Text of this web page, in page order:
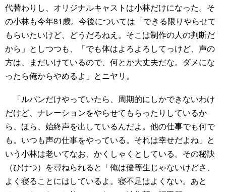
代替わりし、オリジナルキャストは小林だけになった。そ
の小林も今年81歳。今後については「できる限りやらせて
もらいたいけど、どうだろねえ。そこは制作の人の判断だ
から」としつつも、「でも体はよろよろしてっけど、声の
方は、まだいけているので、何とか大丈夫だな。ダメにな
ったら俺からやめるよ」とニヤリ。
「ルパンだけやっていたら、周期的にしかできないわけ
だけど、ナレーションをやらせてもらったりしているか
ら、ほら、始終声を出しているんだよ。他の仕事でも何で
も。いつも声の仕事をやっている。それは幸せだよね」と
いう小林は老いてなお、かくしゃくとしている。その秘訣
（ひけつ）を尋ねられると「俺は優等生じゃないけどさ、
よく寝ることにはしているよ。寝不足はよくない。あと